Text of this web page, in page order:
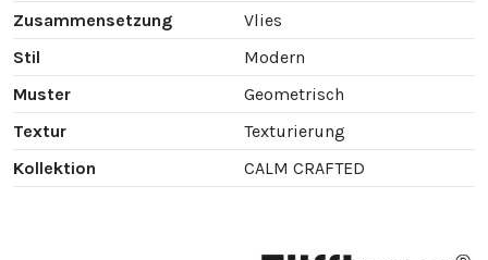
Zusammensetzung
Vlies
Stil
Modern
Muster
Geometrisch
Textur
Texturierung
Kollektion
CALM CRAFTED